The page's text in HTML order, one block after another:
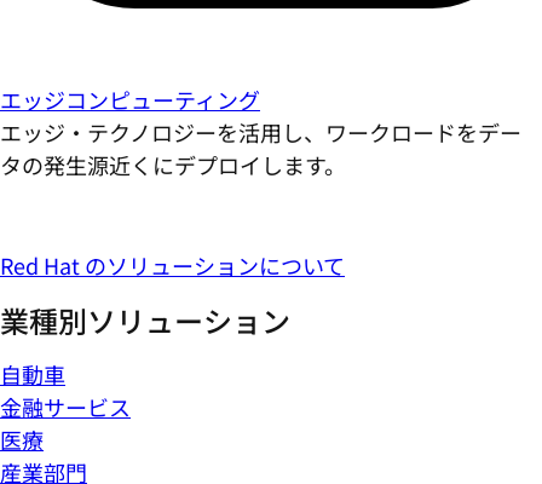
エッジコンピューティング
エッジ・テクノロジーを活用し、ワークロードをデー
タの発生源近くにデプロイします。
Red Hat のソリューションについて
業種別ソリューション
自動車
金融サービス
医療
産業部門